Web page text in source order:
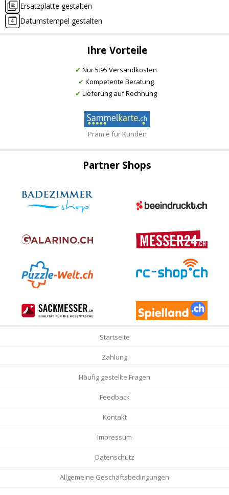
Ersatzplatte gestalten
Datumstempel gestalten
Ihre Vorteile
✔ Nur 5.95 Versandkosten
✔ Kompetente Beratung
✔ Lieferung auf Rechnung
Prämie für Kunden
Partner Shops
Startseite
Zahlung
Häufig gestellte Fragen
Feedback
Kontakt
Impressum
Datenschutz
Allgemeine Geschäftsbedingungen